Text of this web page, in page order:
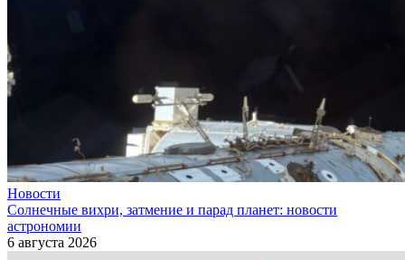
Новости
Солнечные вихри, затмение и парад планет: новости
астрономии
6 августа 2026